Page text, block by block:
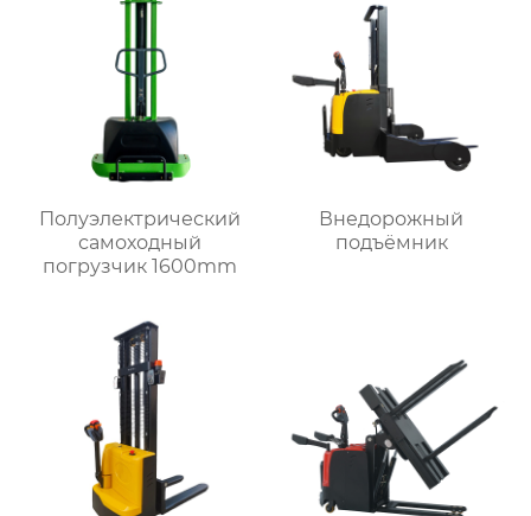
Полуэлектрический
самоходный
погрузчик 1600mm
Внедорожный
подъёмник